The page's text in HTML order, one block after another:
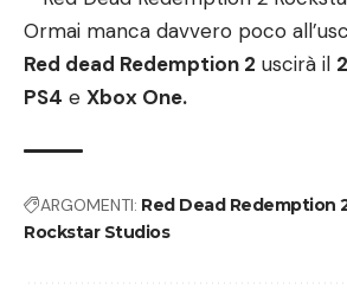
Ormai manca davvero poco
Red dead Redemption 2 uscirà il
PS4 e Xbox One.
ARGOMENTI: Red Dead Redemption
Rockstar Studios